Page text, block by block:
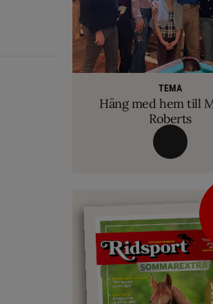
TEMA
Häng med hem till
Roberts
VM-febern stiger –
inför
TEMA
Allt du behöver
Så märker du
biten av
Ridsport Play:
avslöjar sina knep – så blir